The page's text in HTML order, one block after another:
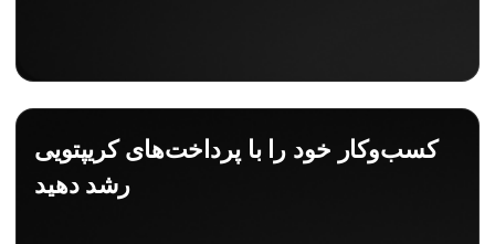
کسب‌وکار خود را با پرداخت‌های کریپتویی
رشد دهید